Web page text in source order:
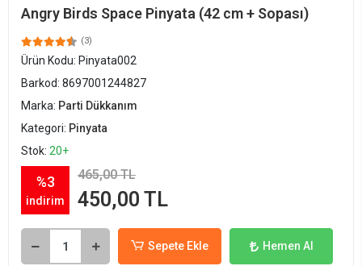
Angry Birds Space Pinyata (42 cm + Sopası)
(3)
Ürün Kodu: Pinyata002
Barkod: 8697001244827
Marka: Parti Dükkanım
Kategori: Pinyata
Stok: 20+
%3
indirim
465,00 TL
450,00 TL
Sepete Ekle Hemen Al